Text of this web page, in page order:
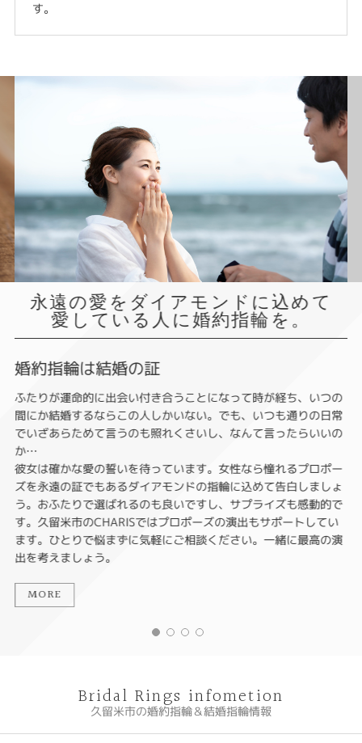
す。
永遠の愛をダイアモンドに込めて
愛している人に婚約指輪を。
婚約指輪は結婚の証
ふたりが運命的に出会い付き合うことになって時が経ち、いつの
間にか結婚するならこの人しかいない。でも、いつも通りの日常
でいざあらためて言うのも照れくさいし、なんて言ったらいいの
か…
彼女は確かな愛の誓いを待っています。女性なら憧れるプロポー
ズを永遠の証でもあるダイアモンドの指輪に込めて告白しましょ
う。おふたりで選ばれるのも良いですし、サプライズも感動的で
す。久留米市のCHARISではプロポーズの演出もサポートしてい
ます。ひとりで悩まずに気軽にご相談ください。一緒に最高の演
出を考えましょう。
MORE
Bridal Rings infometion
久留米市の婚約指輪＆結婚指輪情報